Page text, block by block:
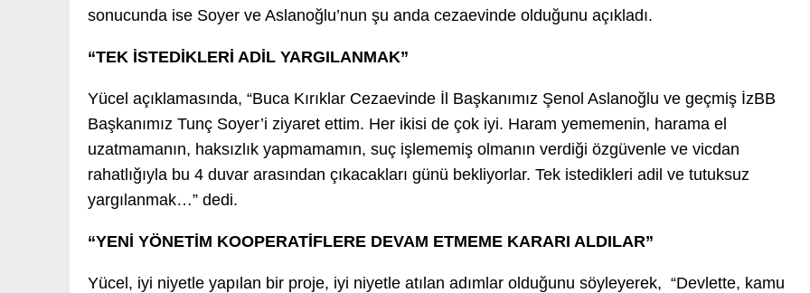
sonucunda ise Soyer ve Aslanoğlu’nun şu anda cezaevinde olduğunu açıkladı.
“TEK İSTEDİKLERİ ADİL YARGILANMAK”
Yücel açıklamasında, “Buca Kırıklar Cezaevinde İl Başkanımız Şenol Aslanoğlu ve geçmiş İzBB
Başkanımız Tunç Soyer’i ziyaret ettim. Her ikisi de çok iyi. Haram yememenin, harama el
uzatmamanın, haksızlık yapmamamın, suç işlememiş olmanın verdiği özgüvenle ve vicdan
rahatlığıyla bu 4 duvar arasından çıkacakları günü bekliyorlar. Tek istedikleri adil ve tutuksuz
yargılanmak…” dedi.
“YENİ YÖNETİM KOOPERATİFLERE DEVAM ETMEME KARARI ALDILAR”
Yücel, iyi niyetle yapılan bir proje, iyi niyetle atılan adımlar olduğunu söyleyerek, “Devlette, kamu